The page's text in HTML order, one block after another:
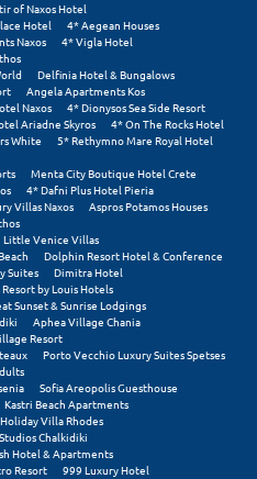
of Naxos Hotel
Hotel
4* Aegean Houses
Naxos
4* Vigla Hotel
Delfinia Hotel & Bungalows
Angela Apartments Kos
Naxos
4* Dionysos Sea Side Resort
Ariadne Skyros
4* On The Rocks Hotel
White
5* Rethymno Mare Royal Hotel
Menta City Boutique Hotel Crete
4* Dafni Plus Hotel Pieria
Villas Naxos
Aspros Potamos Houses
Little Venice Villas
Dolphin Resort Hotel & Conference
Suites
Dimitra Hotel
by Louis Hotels
Sunset & Sunrise Lodgings
Aphea Village Chania
Resort
Porto Vecchio Luxury Suites Spetses
Sofia Areopolis Guesthouse
Kastri Beach Apartments
Villa Rhodes
Chalkidiki
Hotel & Apartments
Resort 999 Luxury Hotel